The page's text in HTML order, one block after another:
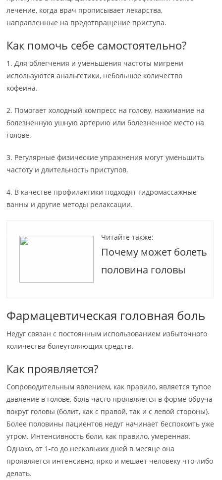
лечение, когда врач прописывает лекарства,
направленные на предотвращение приступа.
Как помочь себе самостоятельно?
1. Для облегчения и уменьшения частоты мигрени
используются анальгетики, небольшое количество
кофеина.
2. Помогает холодный компресс на голову, нажимание на
болезненную ушную артерию или болезненное место на
голове.
3. Регулярные физические упражнения могут уменьшить
частоту и длительность приступов.
4. В качестве профилактики подходят гидромассажные
ванны и другие методы релаксации.
Читайте также:
Почему может болеть
половина головы
Фармацевтическая головная боль
Недуг связан с постоянным использованием избыточного
количества болеутоляющих средств.
Как проявляется?
Сопроводительным явлением, как правило, является тупое
давление в голове, боль часто проявляется в форме обруча
вокруг головы (болит, как с правой, так и с левой стороны).
Более половины пациентов недуг начинает беспокоить уже
утром. Интенсивность боли, как правило, умеренная.
Однако, от 1-го до нескольких дней в месяце она
проявляется интенсивно, ярко и мешает человеку что-либо
делать.